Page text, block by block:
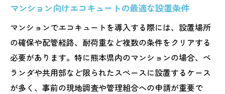
マンション向けエコキュートの最適な設置条件
マンションでエコキュートを導入する際には、設置場所
の確保や配管経路、耐荷重など複数の条件をクリアする
必要があります。特に熊本県内のマンションの場合、ベ
ランダや共用部など限られたスペースに設置するケース
が多く、事前の現地調査や管理組合への申請が重要で